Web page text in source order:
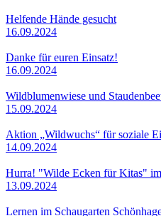
Helfende Hände gesucht
16.09.2024
Danke für euren Einsatz!
16.09.2024
Wildblumenwiese und
15.09.2024
Aktion „Wildwuchs“ für soziale
14.09.2024
Hurra! "Wilde Ecken für Kitas"
13.09.2024
Lernen im Schaugarten